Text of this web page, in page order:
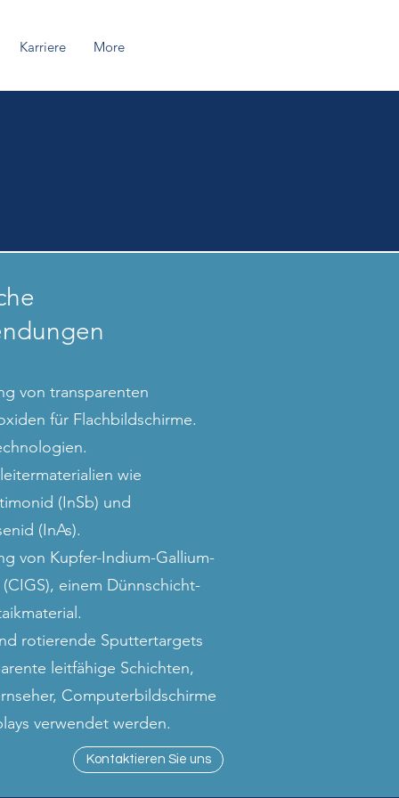
Karriere More
von transparenten
für Flachbildschirme.
wie
(InSb) und
(InAs).
von Kupfer-Indium-Gallium-
einem Dünnschicht-
rotierende Sputtertargets
leitfähige Schichten,
Computerbildschirme
verwendet werden.
Kontaktieren Sie uns